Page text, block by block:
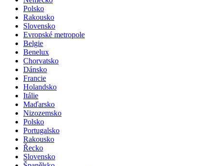
Polsko
Rakousko
Slovensko
Evropské metropole
Belgie
Benelux
Chorvatsko
Dánsko
Francie
Holandsko
Itálie
Maďarsko
Nizozemsko
Polsko
Portugalsko
Rakousko
Řecko
Slovensko